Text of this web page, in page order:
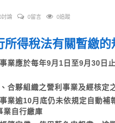
討論 0留言 0追蹤
所得稅法有關暫繳
業應於每年9月1日至9月30日
合夥組織之營利事業及經核定
業逾10月底仍未依規定自動補
業自行繳庫